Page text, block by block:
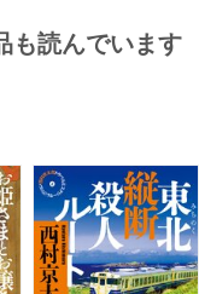
も読んでいます